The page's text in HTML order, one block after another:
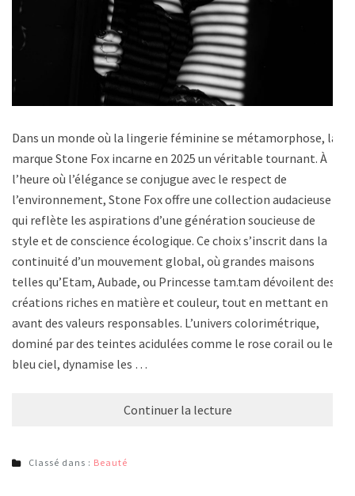
Dans un monde où la lingerie féminine se métamorphose, la
marque Stone Fox incarne en 2025 un véritable tournant. À
l’heure où l’élégance se conjugue avec le respect de
l’environnement, Stone Fox offre une collection audacieuse
qui reflète les aspirations d’une génération soucieuse de
style et de conscience écologique. Ce choix s’inscrit dans la
continuité d’un mouvement global, où grandes maisons
telles qu’Etam, Aubade, ou Princesse tam.tam dévoilent des
créations riches en matière et couleur, tout en mettant en
avant des valeurs responsables. L’univers colorimétrique,
dominé par des teintes acidulées comme le rose corail ou le
bleu ciel, dynamise les …
Continuer la lecture
Classé dans : Beauté